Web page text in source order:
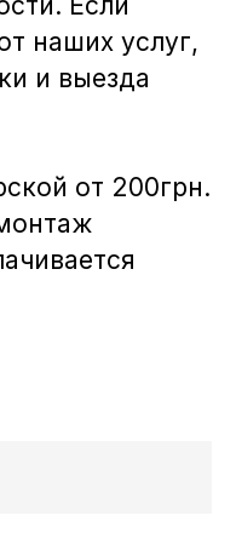
наших услуг,
и выезда
от 200грн.